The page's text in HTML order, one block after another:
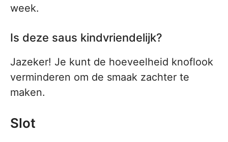
week.
Is deze saus kindvriendelijk?
Jazeker! Je kunt de hoeveelheid knoflook
verminderen om de smaak zachter te
maken.
Slot